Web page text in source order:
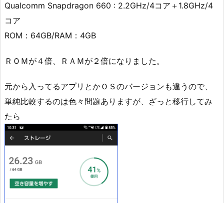
Qualcomm Snapdragon 660 : 2.2GHz/4コア＋1.8GHz/4
コア
ROM：64GB/RAM：4GB
ＲＯＭが４倍、ＲＡＭが２倍になりました。
元から入ってるアプリとかＯＳのバージョンも違うので、
単純比較するのは色々問題ありますが、ざっと移行してみ
たら